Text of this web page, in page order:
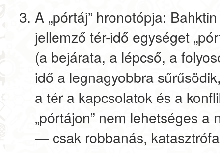
A „pórtáj” hronotópja:
jellemző tér-idő egységet
(a bejárata, a lépcső, a
idő a legnagyobbra
a tér a kapcsolatok és a
„pórtájon” nem lehetséges
— csak robbanás,